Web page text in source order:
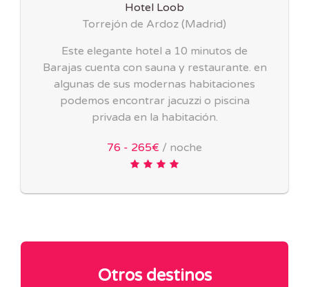
Hotel Loob
Torrejón de Ardoz (Madrid)
Este elegante hotel a 10 minutos de
Barajas cuenta con sauna y restaurante. en
algunas de sus modernas habitaciones
podemos encontrar jacuzzi o piscina
privada en la habitación.
76 - 265€ / noche
Otros destinos